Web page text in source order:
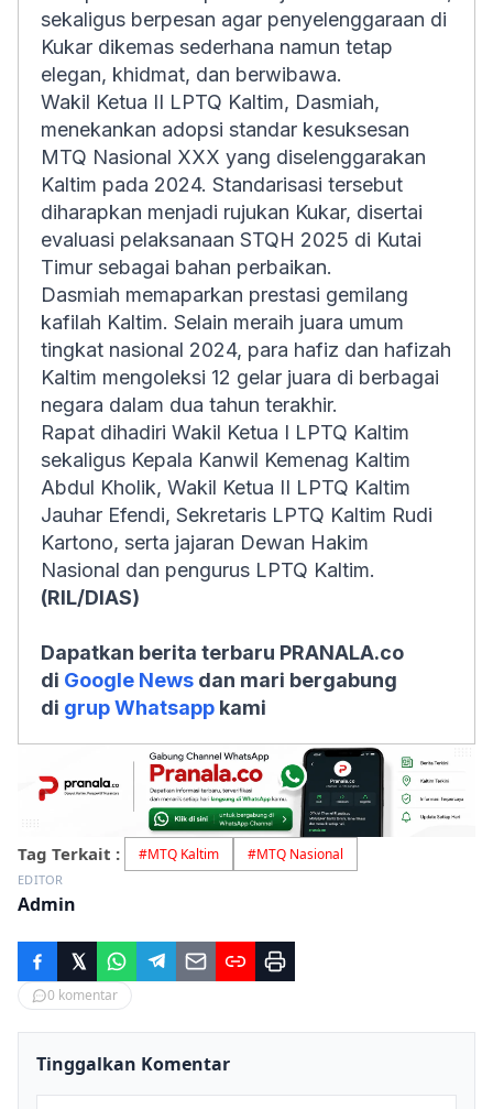
sekaligus berpesan agar penyelenggaraan di
Kukar dikemas sederhana namun tetap
elegan, khidmat, dan berwibawa.
Wakil Ketua II LPTQ Kaltim, Dasmiah,
menekankan adopsi standar kesuksesan
MTQ Nasional XXX yang diselenggarakan
Kaltim pada 2024. Standarisasi tersebut
diharapkan menjadi rujukan Kukar, disertai
evaluasi pelaksanaan STQH 2025 di Kutai
Timur sebagai bahan perbaikan.
Dasmiah memaparkan prestasi gemilang
kafilah Kaltim. Selain meraih juara umum
tingkat nasional 2024, para hafiz dan hafizah
Kaltim mengoleksi 12 gelar juara di berbagai
negara dalam dua tahun terakhir.
Rapat dihadiri Wakil Ketua I LPTQ Kaltim
sekaligus Kepala Kanwil Kemenag Kaltim
Abdul Kholik, Wakil Ketua II LPTQ Kaltim
Jauhar Efendi, Sekretaris LPTQ Kaltim Rudi
Kartono, serta jajaran Dewan Hakim
Nasional dan pengurus LPTQ Kaltim.
(RIL/DIAS)
Dapatkan berita terbaru PRANALA.co
di Google News dan mari bergabung
di grup Whatsapp kami
Tag Terkait : #MTQ Kaltim #MTQ Nasional
EDITOR
Admin
0 komentar
Tinggalkan Komentar